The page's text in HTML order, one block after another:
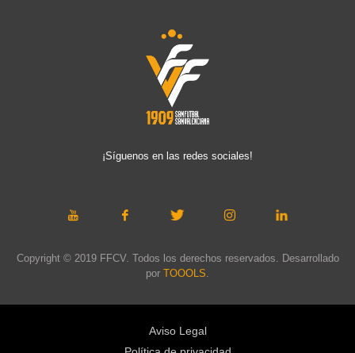
¡Síguenos en las redes sociales!
Copyright © 2019 FFCV. Todos los derechos reservados. Desarrollado
por TOOOLS.
Aviso Legal